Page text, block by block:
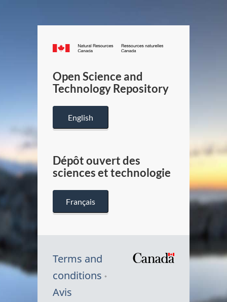
Canada.ca
/
Canada
Open Science and
Technology Repository
English
Dépôt ouvert des
sciences et technologie
Français
Terms and
conditions
Avis